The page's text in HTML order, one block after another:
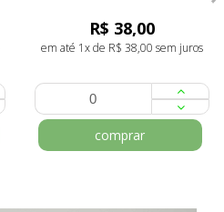
R$ 38,00
em até 1x de R$ 38,00 sem juros
comprar